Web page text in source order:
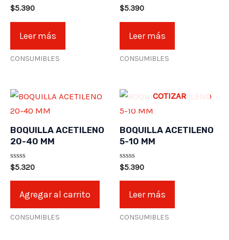
Valorado
en
0
$5.390
Leer más
CONSUMIBLES
Valorado
en
0
$5.390
Leer más
CONSUMIBLES
BOQUILLA ACETILENO
20-40 MM
Valorado
en
0
$5.320
Agregar al carrito
CONSUMIBLES
COTIZAR
BOQUILLA ACETILENO
5-10 MM
Valorado
en
0
$5.390
Leer más
CONSUMIBLES